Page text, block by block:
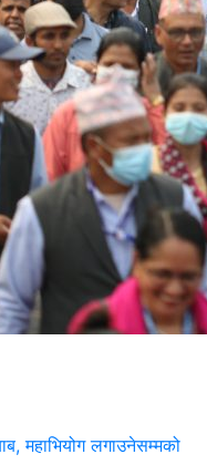
महाभियोग लगाउनेसम्मको